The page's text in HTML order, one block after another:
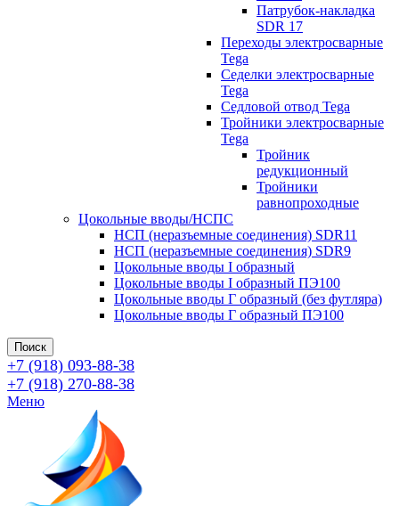
Патрубок-накладка
SDR 17
Переходы электросварные
Tega
Седелки электросварные
Tega
Седловой отвод Tega
Тройники электросварные
Tega
Тройник
редукционный
Тройники
равнопроходные
Цокольные вводы/НСПС
НСП (неразъемные соединения) SDR11
НСП (неразъемные соединения) SDR9
Цокольные вводы I образный
Цокольные вводы I образный ПЭ100
Цокольные вводы Г образный (без футляра)
Цокольные вводы Г образный ПЭ100
Поиск
+7 (918) 093-88-38
+7 (918) 270-88-38
Меню